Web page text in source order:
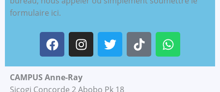
formulaire ici.
F
a
c
e
b
I
n
s
t
a
T
w
i
t
T
i
k
W
h
a
CAMPUS Anne-Ray
Sicogi Concorde 2 Abobo Pk 18